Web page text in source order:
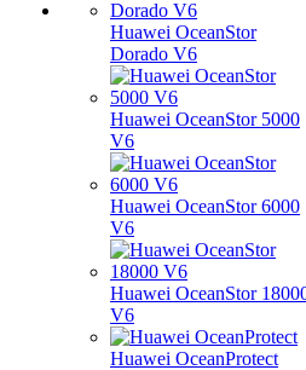
Huawei OceanStor
Dorado V6
Huawei OceanStor 5000
V6
Huawei OceanStor 6000
V6
Huawei OceanStor
V6
Huawei OceanProtect